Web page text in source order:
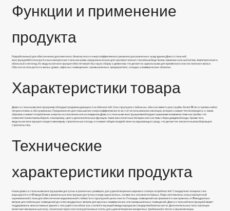
Функции и применение
продукта
Разработанный для обеспечения долговечного, безопасного и энергоэффективного решения для различных нужд здания,Дом со стальной
конструкциейИспользуется высокопрочная стальная рама, предназначенная для противостояния стихийным бедствиям, таким как сильный ветер, землетрясения и
обильный снегопад. Их модульная конструкция обеспечивает быструю сборку и демонтаж, что делает их идеальными для временного или постоянного жилья.
Обычно используется в жилых домах, офисных помещениях, промышленных предприятиях, складах и коммерческих объектах.
Характеристики товара
Дома со стальными конструкциями обладают рядом выдающихся особенностей. Они структурно стабильны, обычно имеют срок службы более 50 лет и чрезвычайно
неприхотливы в обслуживании. Предназначен для повышения энергоэффективности за счет использования изоляции, которая снижает теплопередачу и, таким
образом, снижает потребление энергии на отопление или охлаждение,Дома со стальными конструкциямиобладают широкими возможностями настройки, что
позволяет клиентам выбирать планировку, цвет и дополнительные функции, такие как солнечные батареи или системы сбора дождевой воды. Кроме того,
модульная конструкция сводит к минимуму строительные отходы и снижает общее воздействие на окружающую среду, что делает ее экологичным выбором для
строительства.
Технические
характеристики продукта
Наши дома со стальными конструкциями доступны в различных размерах для удовлетворения широкого спектра потребностей. Стандартная толщина стен
варьируется от 0,5 мм до 1,2 мм, а кровельные конструкции доступны в виде односкатных, холмистых или многоэтажных. Рамы изготовлены из высокопрочной
оцинкованной стали для обеспечения коррозионной стойкости и структурной целостности. Площадь помещений настраивается, как правило, от 30 квадратных
метров для небольших помещений до сотен квадратных метров для крупных коммерческих или промышленных помещений. Дом со стальной конструкцией может
поддерживать многоэтажные здания с несущей способностью, соответствующей международным стандартам безопасности. Дополнительные типы изоляции
включают минеральную вату, пенополистирол или полиуретановые плиты для удовлетворения конкретных требований к тепло- и звукоизоляции.